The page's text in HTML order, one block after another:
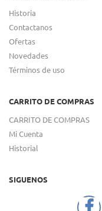
Historia
Contactanos
Ofertas
Novedades
Términos de uso
CARRITO DE COMPRAS
CARRITO DE COMPRAS
Mi Cuenta
Historial
SIGUENOS